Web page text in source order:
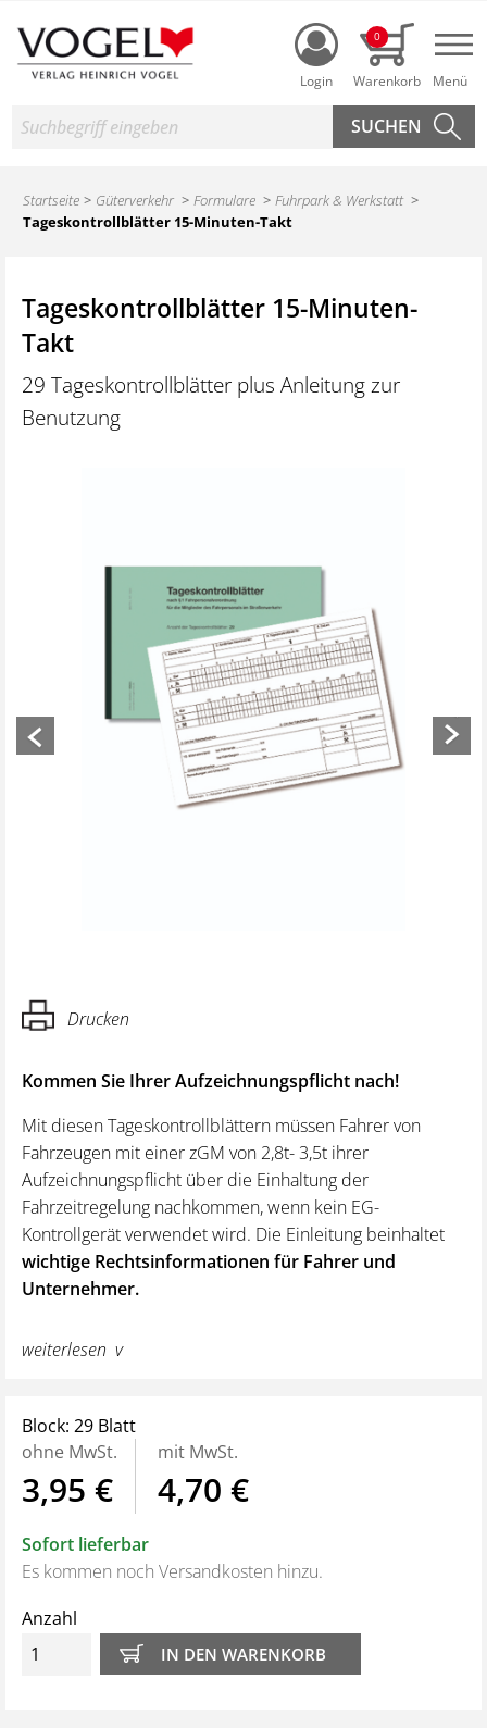
Login
0
Suche
Startseite Güterverkehr Formulare
Fuhrpark & Werkstatt
Tageskontrollblätter 15-Minuten-Takt
Tageskontrollblätter 15-Minuten-
Takt
29 Tageskontrollblätter plus Anleitung zur
Benutzung
Previous Next
Drucken
Kommen Sie Ihrer Aufzeichnungspflicht nach!
Mit diesen Tageskontrollblättern müssen Fahrer von
Fahrzeugen mit einer zGM von 2,8t- 3,5t ihrer
Aufzeichnungspflicht über die Einhaltung der
Fahrzeitregelung nachkommen, wenn kein EG-
Kontrollgerät verwendet wird. Die Einleitung beinhaltet
wichtige Rechtsinformationen für Fahrer und
Unternehmer.
Fahrpersonalverordnung, erweitert um sonstige Arbeiten.
Mit ausgefüllter Musterseite!
weiterlesen
Block: 29 Blatt
ohne MwSt.
3,95 €
mit MwSt.
4,70 €
Sofort lieferbar
Es kommen noch Versandkosten hinzu.
Anzahl